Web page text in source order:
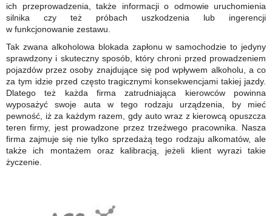
ich przeprowadzenia, także informacji o odmowie uruchomienia
silnika czy też próbach uszkodzenia lub ingerencji
w funkcjonowanie zestawu.
Tak zwana alkoholowa blokada zapłonu w samochodzie to jedyny
sprawdzony i skuteczny sposób, który chroni przed prowadzeniem
pojazdów przez osoby znajdujące się pod wpływem alkoholu, a co
za tym idzie przed często tragicznymi konsekwencjami takiej jazdy.
Dlatego też każda firma zatrudniająca kierowców powinna
wyposażyć swoje auta w tego rodzaju urządzenia, by mieć
pewność, iż za każdym razem, gdy auto wraz z kierowcą opuszcza
teren firmy, jest prowadzone przez trzeźwego pracownika. Nasza
firma zajmuje się nie tylko sprzedażą tego rodzaju alkomatów, ale
także ich montażem oraz kalibracją, jeżeli klient wyrazi takie
życzenie.